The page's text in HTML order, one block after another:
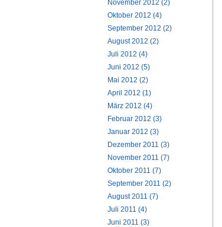
November 2012 (2)
Oktober 2012 (4)
September 2012 (2)
August 2012 (2)
Juli 2012 (4)
Juni 2012 (5)
Mai 2012 (2)
April 2012 (1)
März 2012 (4)
Februar 2012 (3)
Januar 2012 (3)
Dezember 2011 (3)
November 2011 (7)
Oktober 2011 (7)
September 2011 (2)
August 2011 (7)
Juli 2011 (4)
Juni 2011 (3)